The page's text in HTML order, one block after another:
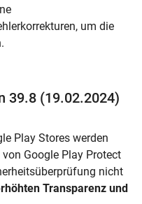
um die
39.8 (19.02.2024)
Play Stores werden
Google Play Protect
nicht
Transparenz und